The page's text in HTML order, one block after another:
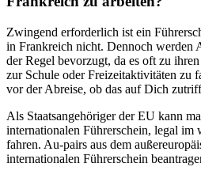
Zwingend erforderlich ist ein
in Frankreich nicht. Dennoch werden
der Regel bevorzugt, da es oft zu
zur Schule oder Freizeitaktivitäten zu
vor der Abreise, ob das auf Dich
Als Staatsangehöriger der EU kann
internationalen Führerschein, legal im
fahren. Au-pairs aus dem
internationalen Führerschein